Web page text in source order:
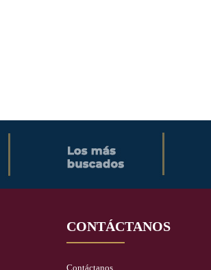
CONTÁCTANOS
Contáctanos